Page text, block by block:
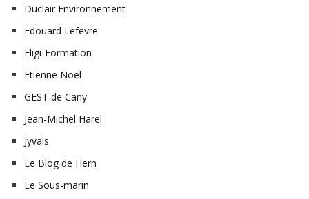
Duclair Environnement
Edouard Lefevre
Eligi-Formation
Etienne Noel
GEST de Cany
Jean-Michel Harel
Jyvais
Le Blog de Hern
Le Sous-marin